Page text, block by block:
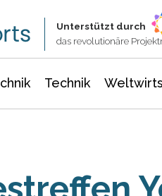
Unterstützt durch
das revolutionäre
Technik